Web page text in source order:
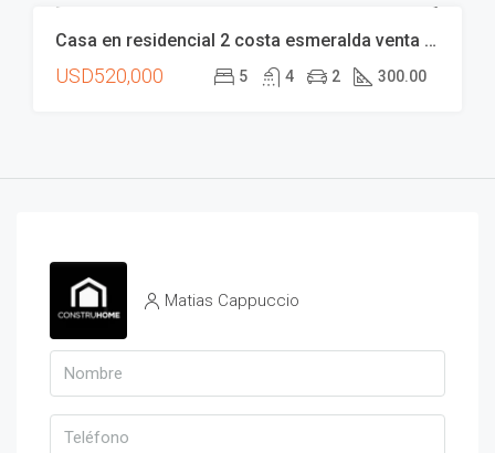
VENTACasa en residencial 2 costa esmeralda venta disponible excelente estado y ubicación costa argentina
USD520,000 5 4 2 300.00
Matias Cappuccio